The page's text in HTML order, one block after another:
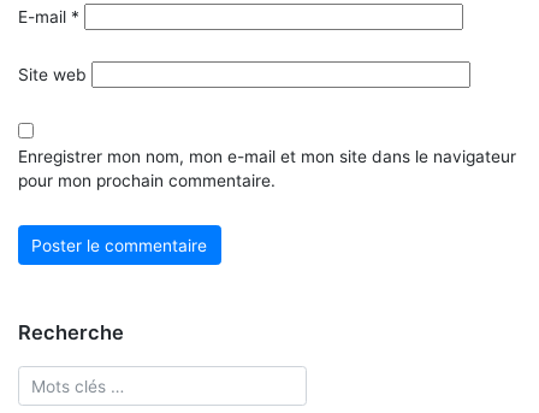
E-mail *
Site web
Enregistrer mon nom, mon e-mail et mon site dans le navigateur
pour mon prochain commentaire.
Recherche